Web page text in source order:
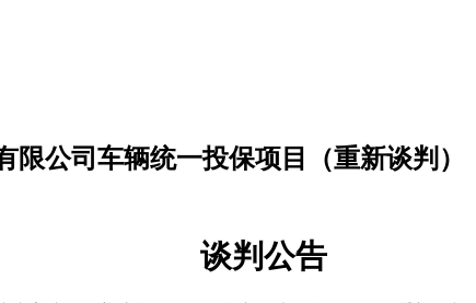
限公司车辆统一投保项目（重新谈判）
谈判公告